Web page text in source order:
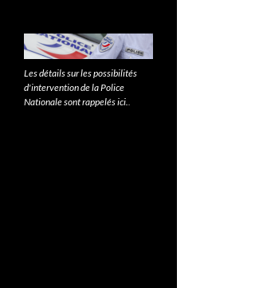
Les détails sur les possibilités
d'intervention de la Police
Nationale sont rappelés ici..